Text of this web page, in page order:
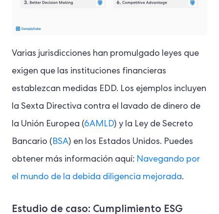
Varias jurisdicciones han promulgado leyes que
exigen que las instituciones financieras
establezcan medidas EDD. Los ejemplos incluyen
la Sexta Directiva contra el lavado de dinero de
la Unión Europea (6AMLD) y la Ley de Secreto
Bancario ( BSA) en los Estados Unidos. Puedes
obtener más información aquí: Navegando por
el mundo de la debida diligencia mejorada.
Estudio de caso: Cumplimiento ESG